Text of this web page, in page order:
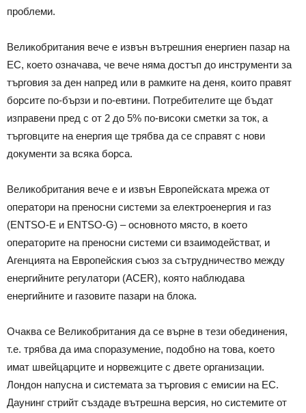
проблеми.
Великобритания вече е извън вътрешния енергиен пазар на
ЕС, което означава, че вече няма достъп до инструменти за
търговия за ден напред или в рамките на деня, които правят
борсите по-бързи и по-евтини. Потребителите ще бъдат
изправени пред с от 2 до 5% по-високи сметки за ток, а
търговците на енергия ще трябва да се справят с нови
документи за всяка борса.
Великобритания вече е и извън Европейската мрежа от
оператори на преносни системи за електроенергия и газ
(ENTSO-E и ENTSO-G) – основното място, в което
операторите на преносни системи си взаимодействат, и
Агенцията на Европейския съюз за сътрудничество между
енергийните регулатори (ACER), която наблюдава
енергийните и газовите пазари на блока.
Очаква се Великобритания да се върне в тези обединения,
т.е. трябва да има споразумение, подобно на това, което
имат швейцарците и норвежците с двете организации.
Лондон напусна и системата за търговия с емисии на ЕС.
Даунинг стрийт създаде вътрешна версия, но системите от